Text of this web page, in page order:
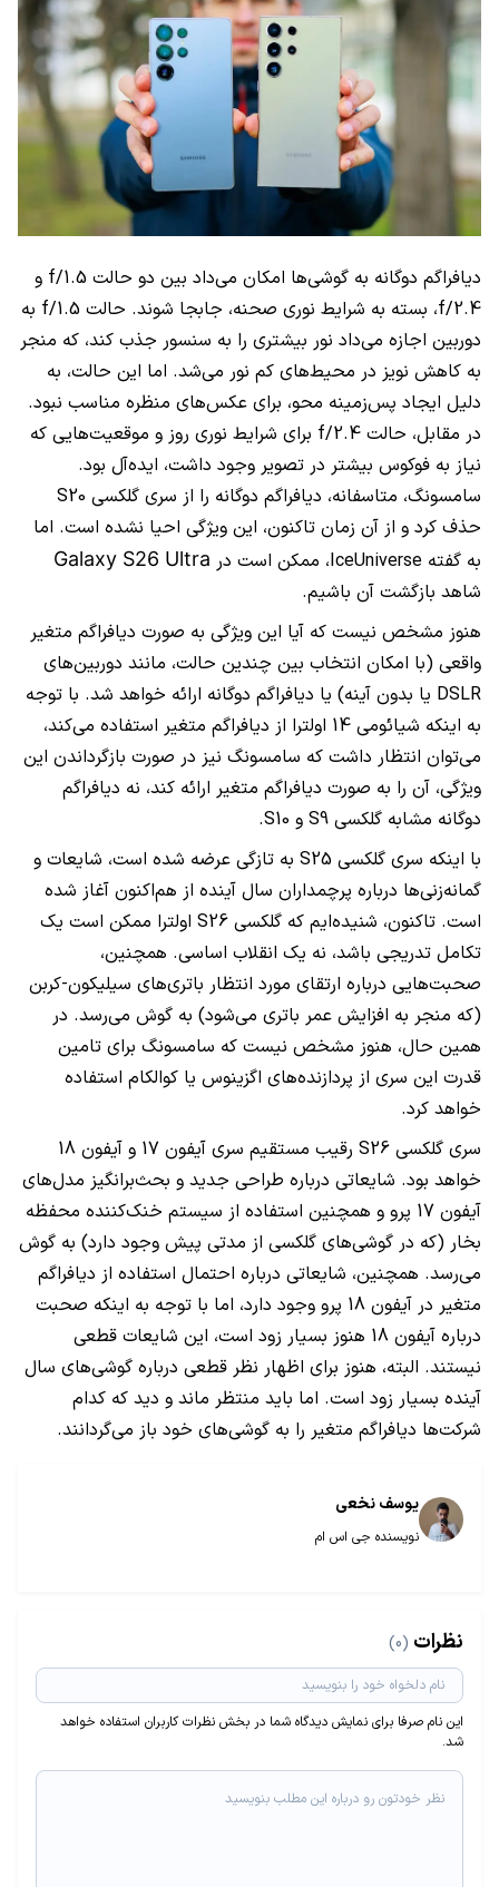
دیافراگم دوگانه به گوشی‌ها امکان می‌داد بین دو حالت f/1.5 و
f/2.4، بسته به شرایط نوری صحنه، جابجا شوند. حالت f/1.5 به
دوربین اجازه می‌داد نور بیشتری را به سنسور جذب کند، که منجر
به کاهش نویز در محیط‌های کم نور می‌شد. اما این حالت، به
دلیل ایجاد پس‌زمینه محو، برای عکس‌های منظره مناسب نبود.
در مقابل، حالت f/2.4 برای شرایط نوری روز و موقعیت‌هایی که
نیاز به فوکوس بیشتر در تصویر وجود داشت، ایده‌آل بود.
سامسونگ، متاسفانه، دیافراگم دوگانه را از سری گلکسی S20
حذف کرد و از آن زمان تاکنون، این ویژگی احیا نشده است. اما
به گفته IceUniverse، ممکن است در
Galaxy S26 Ultra
شاهد بازگشت آن باشیم.
هنوز مشخص نیست که آیا این ویژگی به صورت دیافراگم متغیر
واقعی (با امکان انتخاب بین چندین حالت، مانند دوربین‌های
DSLR یا بدون آینه) یا دیافراگم دوگانه ارائه خواهد شد. با توجه
به اینکه شیائومی 14 اولترا از دیافراگم متغیر استفاده می‌کند،
می‌توان انتظار داشت که سامسونگ نیز در صورت بازگرداندن این
ویژگی، آن را به صورت دیافراگم متغیر ارائه کند، نه دیافراگم
دوگانه مشابه گلکسی S9 و S10.
با اینکه سری گلکسی S25 به تازگی عرضه شده است، شایعات و
گمانه‌زنی‌ها درباره پرچمداران سال آینده از هم‌اکنون آغاز شده
است. تاکنون، شنیده‌ایم که گلکسی S26 اولترا ممکن است یک
تکامل تدریجی باشد، نه یک انقلاب اساسی. همچنین،
صحبت‌هایی درباره ارتقای مورد انتظار باتری‌های سیلیکون-کربن
(که منجر به افزایش عمر باتری می‌شود) به گوش می‌رسد. در
همین حال، هنوز مشخص نیست که سامسونگ برای تامین
قدرت این سری از پردازنده‌های اگزینوس یا کوالکام استفاده
خواهد کرد.
سری گلکسی S26 رقیب مستقیم سری آیفون 17 و آیفون 18
خواهد بود. شایعاتی درباره طراحی جدید و بحث‌برانگیز مدل‌های
آیفون 17 پرو و همچنین استفاده از سیستم خنک‌کننده محفظه
بخار (که در گوشی‌های گلکسی از مدتی پیش وجود دارد) به گوش
می‌رسد. همچنین، شایعاتی درباره احتمال استفاده از دیافراگم
متغیر در آیفون 18 پرو وجود دارد، اما با توجه به اینکه صحبت
درباره آیفون 18 هنوز بسیار زود است، این شایعات قطعی
نیستند. البته، هنوز برای اظهار نظر قطعی درباره گوشی‌های سال
آینده بسیار زود است. اما باید منتظر ماند و دید که کدام
شرکت‌ها دیافراگم متغیر را به گوشی‌های خود باز می‌گردانند.
یوسف نخعی
نویسنده جی اس ام
نظرات (0)
این نام صرفا برای نمایش دیدگاه شما در بخش نظرات کاربران استفاده خواهد
شد.